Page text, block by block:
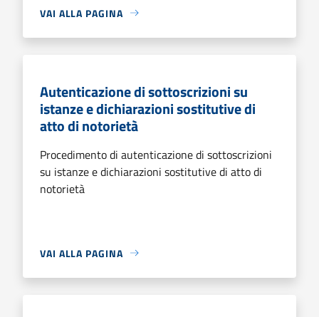
VAI ALLA PAGINA
Autenticazione di sottoscrizioni su
istanze e dichiarazioni sostitutive di
atto di notorietà
Procedimento di autenticazione di sottoscrizioni
su istanze e dichiarazioni sostitutive di atto di
notorietà
VAI ALLA PAGINA